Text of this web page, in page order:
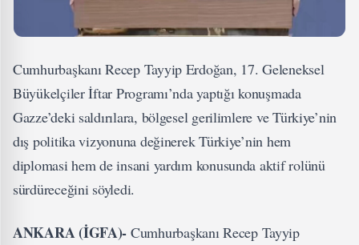
Cumhurbaşkanı Recep Tayyip Erdoğan, 17. Geleneksel
Büyükelçiler İftar Programı’nda yaptığı konuşmada
Gazze’deki saldırılara, bölgesel gerilimlere ve Türkiye’nin
dış politika vizyonuna değinerek Türkiye’nin hem
diplomasi hem de insani yardım konusunda aktif rolünü
sürdüreceğini söyledi.
ANKARA (İGFA)- Cumhurbaşkanı Recep Tayyip